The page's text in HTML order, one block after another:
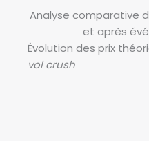
Analyse comparative
et après
Évolution des prix
vol crush